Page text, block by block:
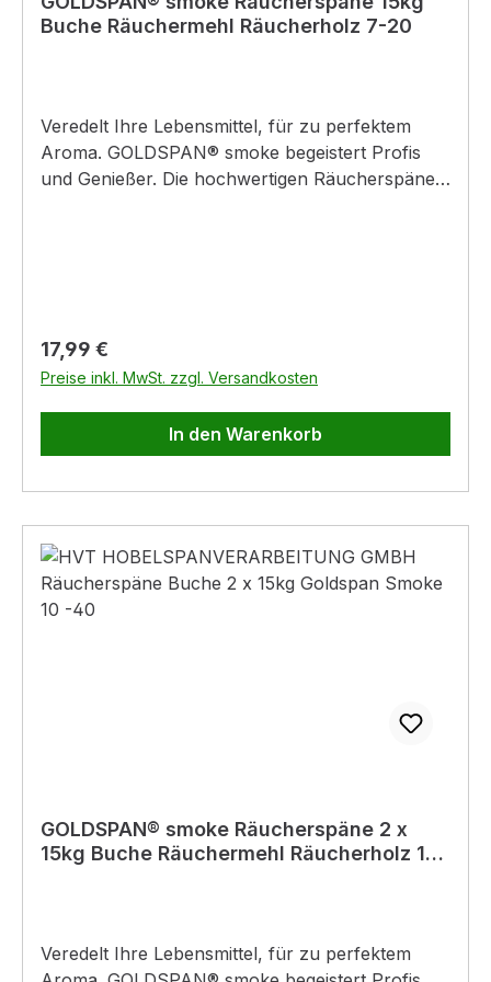
Buche Räuchermehl Räucherholz 7-20
Veredelt Ihre Lebensmittel, für zu perfektem
Aroma. GOLDSPAN® smoke begeistert Profis
und Genießer. Die hochwertigen Räucherspäne
Räucherprozess: - naturbelassenes
Buchenrundholz - technologisch entstaubt -
ausgezeichnetes Glimmverhalten - sehr
rauchaktiv - kurze Räucherzeit - sparsam im
geeignet - unbegrenzt lagerfähig und hygienisch
Regulärer Preis:
17,99 €
Preise inkl. MwSt. zzgl. Versandkosten
In den Warenkorb
GOLDSPAN® smoke Räucherspäne 2 x
15kg Buche Räuchermehl Räucherholz 10
Veredelt Ihre Lebensmittel, für zu perfektem